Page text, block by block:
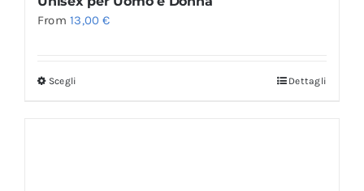
From13,00€
Scegli Dettagli